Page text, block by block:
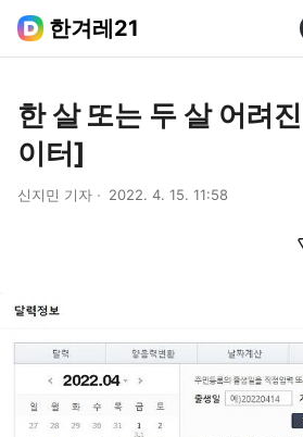
한겨레21
한 살 또는 두 살 어려
이터]
신지민 기자 2022. 4. 15. 11:58